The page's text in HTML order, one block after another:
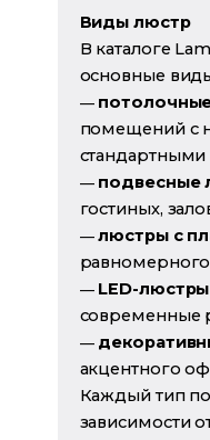
Виды люстр
В каталоге
основные
—
помещений с
— подвесные
гостиных,
—люстры с
равномерного
— LED-люстры
современные
—
акцентного
Каждый тип
зависимости